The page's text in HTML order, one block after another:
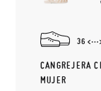
36
CANGREJERA
MUJER